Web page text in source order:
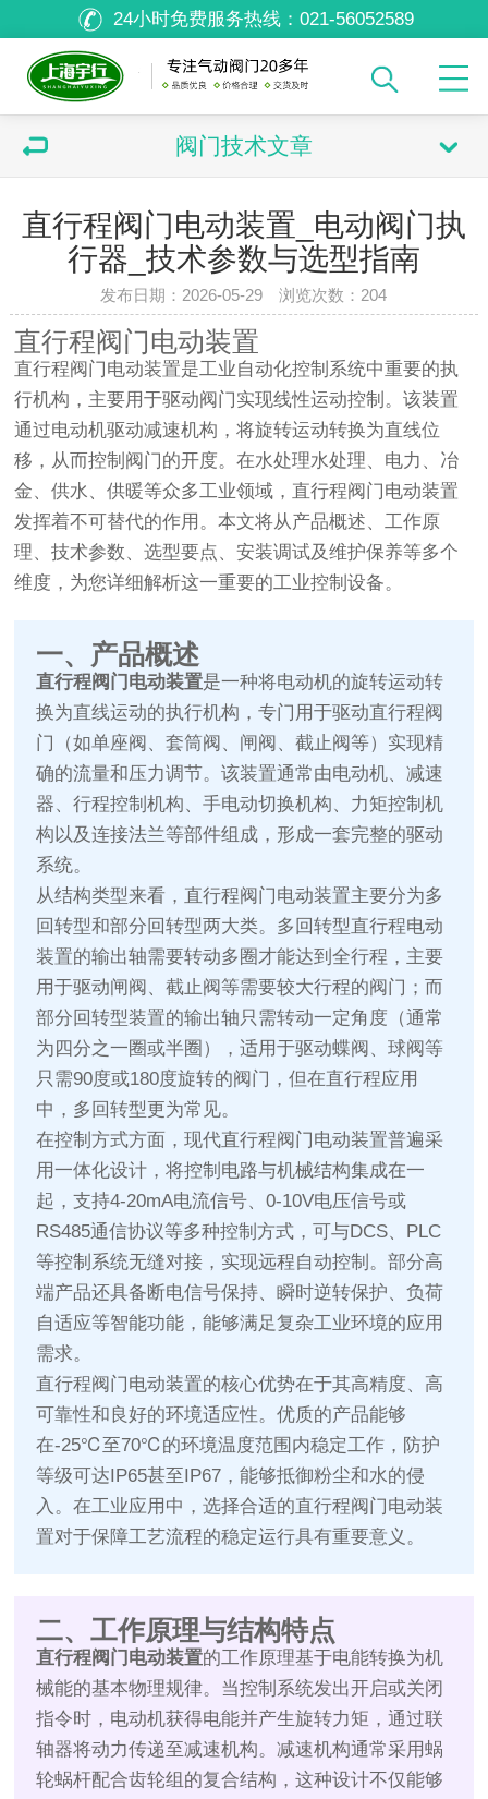
24小时免费服务热线： 021-56052589
阀门技术文章
直行程阀门电动装置_电动阀门执
行器_技术参数与选型指南
发布日期：2026-05-29 浏览次数： 204
直行程阀门电动装置
直行程阀门电动装置是工业自动化控制系统中重要的执
行机构，主要用于驱动阀门实现线性运动控制。该装置
通过电动机驱动减速机构，将旋转运动转换为直线位
移，从而控制阀门的开度。在水处理水处理、电力、冶
金、供水、供暖等众多工业领域，直行程阀门电动装置
发挥着不可替代的作用。本文将从产品概述、工作原
理、技术参数、选型要点、安装调试及维护保养等多个
维度，为您详细解析这一重要的工业控制设备。
一、产品概述
直行程阀门电动装置是一种将电动机的旋转运动转
换为直线运动的执行机构，专门用于驱动直行程阀
门（如单座阀、套筒阀、闸阀、截止阀等）实现精
确的流量和压力调节。该装置通常由电动机、减速
器、行程控制机构、手电动切换机构、力矩控制机
构以及连接法兰等部件组成，形成一套完整的驱动
系统。
从结构类型来看，直行程阀门电动装置主要分为多
回转型和部分回转型两大类。多回转型直行程电动
装置的输出轴需要转动多圈才能达到全行程，主要
用于驱动闸阀、截止阀等需要较大行程的阀门；而
部分回转型装置的输出轴只需转动一定角度（通常
为四分之一圈或半圈），适用于驱动蝶阀、球阀等
只需90度或180度旋转的阀门，但在直行程应用
中，多回转型更为常见。
在控制方式方面，现代直行程阀门电动装置普遍采
用一体化设计，将控制电路与机械结构集成在一
起，支持4-20mA电流信号、0-10V电压信号或
RS485通信协议等多种控制方式，可与DCS、PLC
等控制系统无缝对接，实现远程自动控制。部分高
端产品还具备断电信号保持、瞬时逆转保护、负荷
自适应等智能功能，能够满足复杂工业环境的应用
需求。
直行程阀门电动装置的核心优势在于其高精度、高
可靠性和良好的环境适应性。优质的产品能够
在-25℃至70℃的环境温度范围内稳定工作，防护
等级可达IP65甚至IP67，能够抵御粉尘和水的侵
入。在工业应用中，选择合适的直行程阀门电动装
置对于保障工艺流程的稳定运行具有重要意义。
二、工作原理与结构特点
直行程阀门电动装置的工作原理基于电能转换为机
械能的基本物理规律。当控制系统发出开启或关闭
指令时，电动机获得电能并产生旋转力矩，通过联
轴器将动力传递至减速机构。减速机构通常采用蜗
轮蜗杆配合齿轮组的复合结构，这种设计不仅能够